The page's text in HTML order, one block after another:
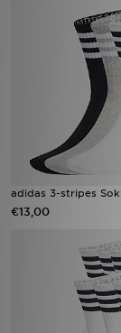
adidas 3-stripes
€13,00